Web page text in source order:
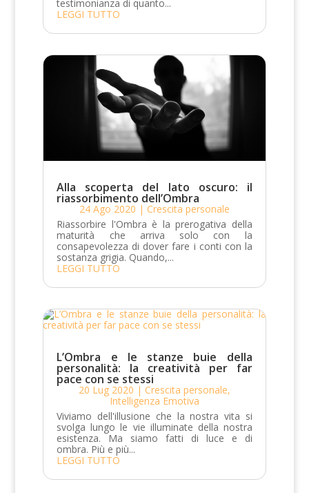
testimonianza di quanto...
LEGGI TUTTO
Alla scoperta del lato oscuro: il
riassorbimento dell’Ombra
24 Ago 2020 | Crescita personale
Riassorbire l'Ombra è la prerogativa della
maturità che arriva solo con la
consapevolezza di dover fare i conti con la
sostanza grigia. Quando,...
LEGGI TUTTO
L’Ombra e le stanze buie della
personalità: la creatività per far
pace con se stessi
20 Lug 2020 | Crescita personale,
Intelligenza Emotiva
Viviamo dell'illusione che la nostra vita si
svolga lungo le vie illuminate della nostra
esistenza. Ma siamo fatti di luce e di
ombra. Più e più...
LEGGI TUTTO